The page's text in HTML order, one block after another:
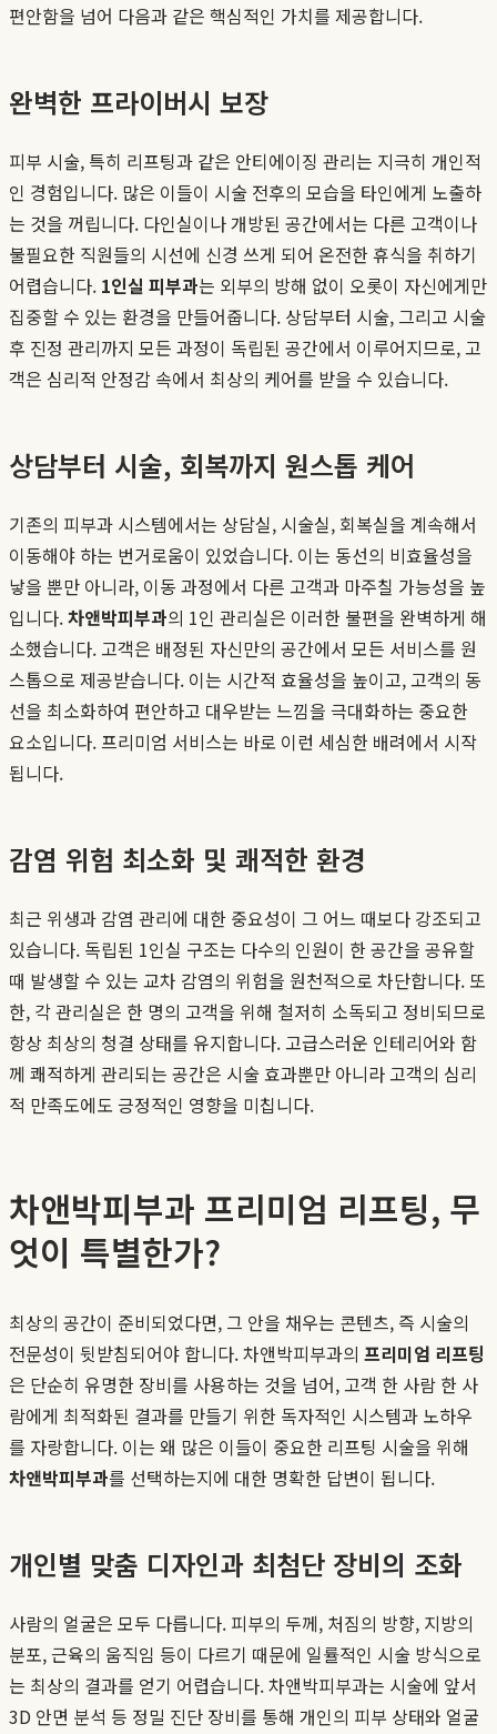
편안함을 넘어 다음과 같은 핵심적인 가치를 제공합니다.
완벽한 프라이버시 보장
피부 시술, 특히 리프팅과 같은 안티에이징 관리는 지극히 개인적
인 경험입니다. 많은 이들이 시술 전후의 모습을 타인에게 노출하
는 것을 꺼립니다. 다인실이나 개방된 공간에서는 다른 고객이나
불필요한 직원들의 시선에 신경 쓰게 되어 온전한 휴식을 취하기
어렵습니다. 1인실 피부과는 외부의 방해 없이 오롯이 자신에게만
집중할 수 있는 환경을 만들어줍니다. 상담부터 시술, 그리고 시술
후 진정 관리까지 모든 과정이 독립된 공간에서 이루어지므로, 고
객은 심리적 안정감 속에서 최상의 케어를 받을 수 있습니다.
상담부터 시술, 회복까지 원스톱 케어
기존의 피부과 시스템에서는 상담실, 시술실, 회복실을 계속해서
이동해야 하는 번거로움이 있었습니다. 이는 동선의 비효율성을
낳을 뿐만 아니라, 이동 과정에서 다른 고객과 마주칠 가능성을 높
입니다.차앤박피부과의 1인 관리실은 이러한 불편을 완벽하게 해
소했습니다. 고객은 배정된 자신만의 공간에서 모든 서비스를 원
스톱으로 제공받습니다. 이는 시간적 효율성을 높이고, 고객의 동
선을 최소화하여 편안하고 대우받는 느낌을 극대화하는 중요한
요소입니다. 프리미엄 서비스는 바로 이런 세심한 배려에서 시작
됩니다.
감염 위험 최소화 및 쾌적한 환경
최근 위생과 감염 관리에 대한 중요성이 그 어느 때보다 강조되고
있습니다. 독립된 1인실 구조는 다수의 인원이 한 공간을 공유할
때 발생할 수 있는 교차 감염의 위험을 원천적으로 차단합니다. 또
한, 각 관리실은 한 명의 고객을 위해 철저히 소독되고 정비되므로
항상 최상의 청결 상태를 유지합니다. 고급스러운 인테리어와 함
께 쾌적하게 관리되는 공간은 시술 효과뿐만 아니라 고객의 심리
적 만족도에도 긍정적인 영향을 미칩니다.
차앤박피부과 프리미엄 리프팅, 무
엇이 특별한가?
최상의 공간이 준비되었다면, 그 안을 채우는 콘텐츠, 즉 시술의
전문성이 뒷받침되어야 합니다. 차앤박피부과의 프리미엄 리프팅
은 단순히 유명한 장비를 사용하는 것을 넘어, 고객 한 사람 한 사
람에게 최적화된 결과를 만들기 위한 독자적인 시스템과 노하우
를 자랑합니다. 이는 왜 많은 이들이 중요한 리프팅 시술을 위해
차앤박피부과를 선택하는지에 대한 명확한 답변이 됩니다.
개인별 맞춤 디자인과 최첨단 장비의 조화
사람의 얼굴은 모두 다릅니다. 피부의 두께, 처짐의 방향, 지방의
분포, 근육의 움직임 등이 다르기 때문에 일률적인 시술 방식으로
는 최상의 결과를 얻기 어렵습니다. 차앤박피부과는 시술에 앞서
3D 안면 분석 등 정밀 진단 장비를 통해 개인의 피부 상태와 얼굴